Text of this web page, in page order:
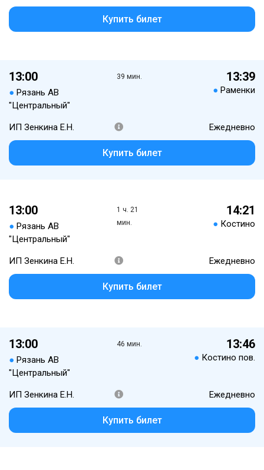
Купить билет
13:00
● Рязань АВ
"Центральный"
39 мин. 13:39
● Раменки
ИП Зенкина Е.Н. Ежедневно
Купить билет
13:00
● Рязань АВ
"Центральный"
1 ч. 21
мин.
14:21
● Костино
ИП Зенкина Е.Н. Ежедневно
Купить билет
13:00
● Рязань АВ
"Центральный"
46 мин. 13:46
● Костино пов.
ИП Зенкина Е.Н. Ежедневно
Купить билет